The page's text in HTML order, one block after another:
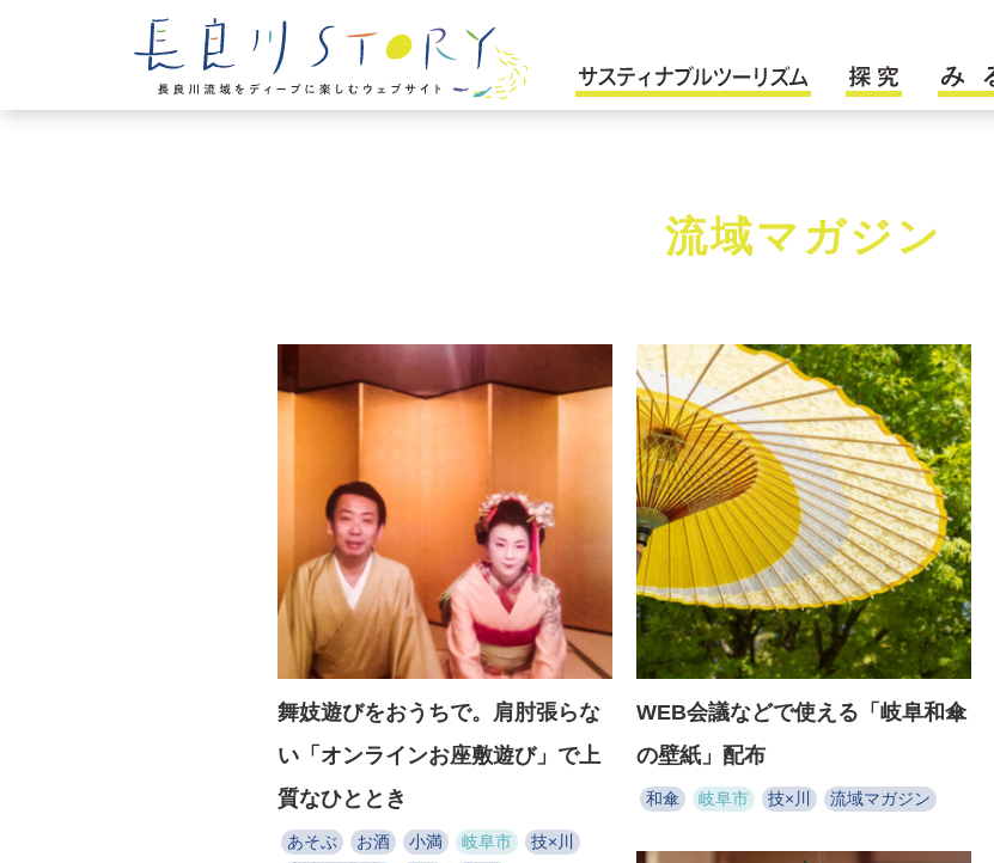
流域マガジン
舞妓遊びをおうちで。肩肘張らな
い「オンラインお座敷遊び」で上
質なひととき
あそぶ お酒 小満 岐阜市
技×川
WEB会議などで使える「岐阜和傘
の壁紙」配布
和傘 岐阜市 技×川 流域マガジン